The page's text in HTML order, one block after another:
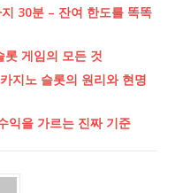
30분 – 잔여 한도를 똑똑
롯 게임의 모든 것
지노 슬롯의 원리와 현명
익을 가르는 진짜 기준